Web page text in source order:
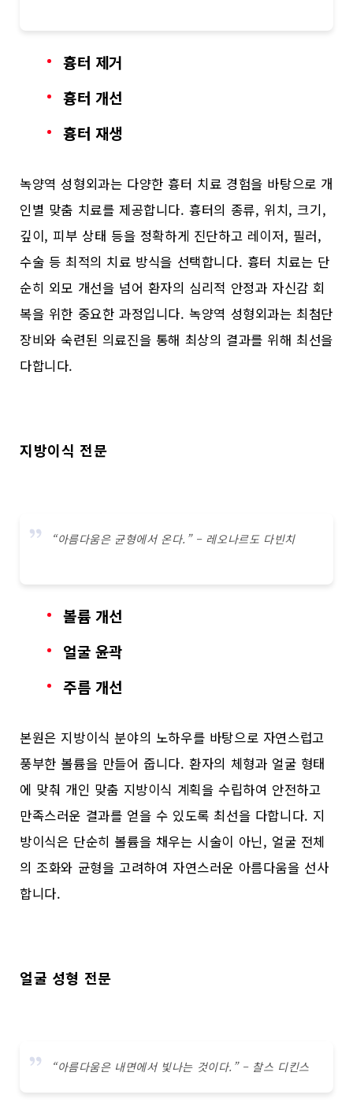
흉터 제거
흉터 개선
흉터 재생
녹양역 성형외과는 다양한 흉터 치료 경험을 바탕으로 개
인별 맞춤 치료를 제공합니다. 흉터의 종류, 위치, 크기,
깊이, 피부 상태 등을 정확하게 진단하고 레이저, 필러,
수술 등 최적의 치료 방식을 선택합니다. 흉터 치료는 단
순히 외모 개선을 넘어 환자의 심리적 안정과 자신감 회
복을 위한 중요한 과정입니다. 녹양역 성형외과는 최첨단
장비와 숙련된 의료진을 통해 최상의 결과를 위해 최선을
다합니다.
지방이식 전문
“아름다움은 균형에서 온다.” – 레오나르도 다빈치
볼륨 개선
얼굴 윤곽
주름 개선
본원은 지방이식 분야의 노하우를 바탕으로 자연스럽고
풍부한 볼륨을 만들어 줍니다. 환자의 체형과 얼굴 형태
에 맞춰 개인 맞춤 지방이식 계획을 수립하여 안전하고
만족스러운 결과를 얻을 수 있도록 최선을 다합니다. 지
방이식은 단순히 볼륨을 채우는 시술이 아닌, 얼굴 전체
의 조화와 균형을 고려하여 자연스러운 아름다움을 선사
합니다.
얼굴 성형 전문
“아름다움은 내면에서 빛나는 것이다.” – 찰스 디킨스